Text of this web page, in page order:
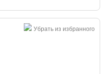
Убрать из избранного